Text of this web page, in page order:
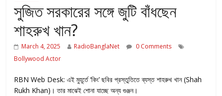
সুজিত সরকারের সঙ্গে জুটি বাঁধছেন
শাহরুখ খান?
March 4, 2025 RadioBanglaNet
0 Comments
Bollywood Actor
RBN Web Desk: এই মুহূর্তে ‘কিং’ ছবির প্রস্তুতিতে ব্যস্ত শাহরুখ খান (Shah
Rukh Khan)। তার মাঝেই শোনা যাচ্ছে অন্য গুঞ্জন।